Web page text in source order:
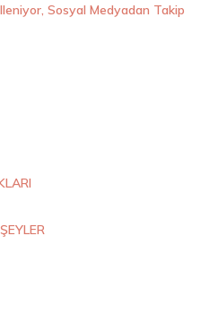
Sosyal Medyadan Takip